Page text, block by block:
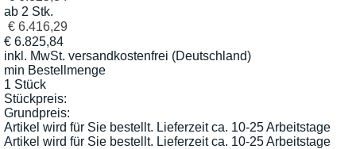
ab 2 Stk.
€ 6.416,29
€ 6.825,84
inkl. MwSt. versandkostenfrei (Deutschland)
min Bestellmenge
1 Stück
Stückpreis:
Grundpreis:
Artikel wird für Sie bestellt. Lieferzeit ca. 10-25 Arbeitstage
Artikel wird für Sie bestellt. Lieferzeit ca. 10-25 Arbeitstage